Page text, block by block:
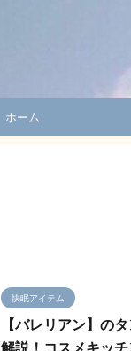
ホーム
快眠アイテム
【バレリアン】の
解説！コスメキッ